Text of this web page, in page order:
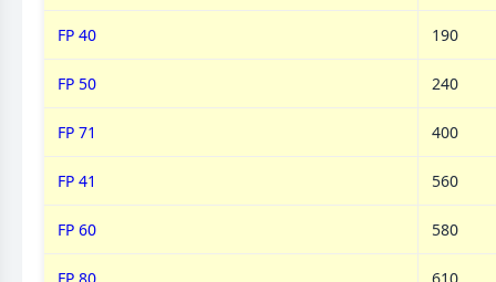
FP 40 190
FP 50 240
FP 71 400
FP 41 560
FP 60 580